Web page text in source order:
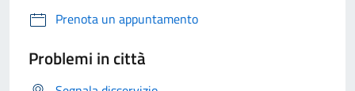
Prenota un appuntamento
Problemi in città